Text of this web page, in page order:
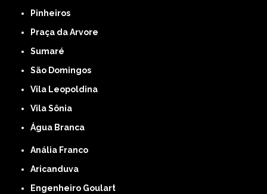
Pinheiros
Praça da Arvore
Sumaré
São Domingos
Vila Leopoldina
Vila Sônia
Água Branca
Anália Franco
Aricanduva
Engenheiro Goulart